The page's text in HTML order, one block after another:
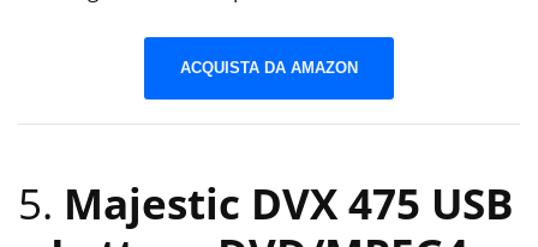
ACQUISTA DA AMAZON
5. Majestic DVX 475 USB